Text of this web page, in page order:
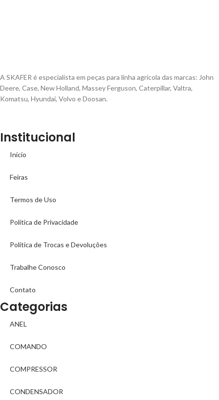
A SKAFER é especialista em peças para linha agrícola das marcas: John
Deere, Case, New Holland, Massey Ferguson, Caterpillar, Valtra,
Komatsu, Hyundai, Volvo e Doosan.
Institucional
Início
Feiras
Termos de Uso
Política de Privacidade
Política de Trocas e Devoluções
Trabalhe Conosco
Contato
Categorias
ANEL
COMANDO
COMPRESSOR
CONDENSADOR